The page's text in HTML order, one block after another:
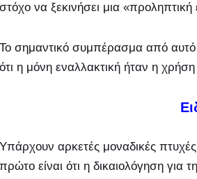
στόχο να ξεκινήσει μια
Το σημαντικό συμπέρασμα από αυτό
ότι η μόνη εναλλακτική ήταν η
Υπάρχουν αρκετές μοναδικές
πρώτο είναι ότι η δικαιολόγηση για